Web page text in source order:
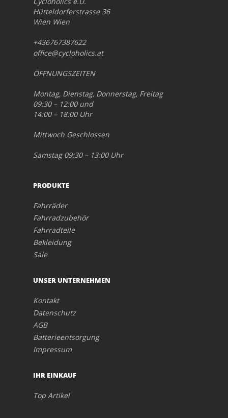
Hütteldorferstrasse 36
Wien Wien
+436767387622
office@cycloholics.at
ÖFFNUNGSZEITEN
Montag, Dienstag, Donnerstag, Freitag
09:30 – 12:00 und
14:00 – 18:00 Uhr
Mittwoch Geschlossen
Samstag 09:30 – 13:00 Uhr
PRODUKTE
Fahrräder
Fahrradzubehör
Fahrradteile
Bekleidung
Sale
UNSER UNTERNEHMEN
Kontakt
Datenschutz
AGB
Batterieentsorgung
Impressum
IHR EINKAUF
Top Artikel